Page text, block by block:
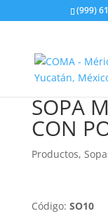
(999)
SOPA
CON
Productos,
Código: SO10